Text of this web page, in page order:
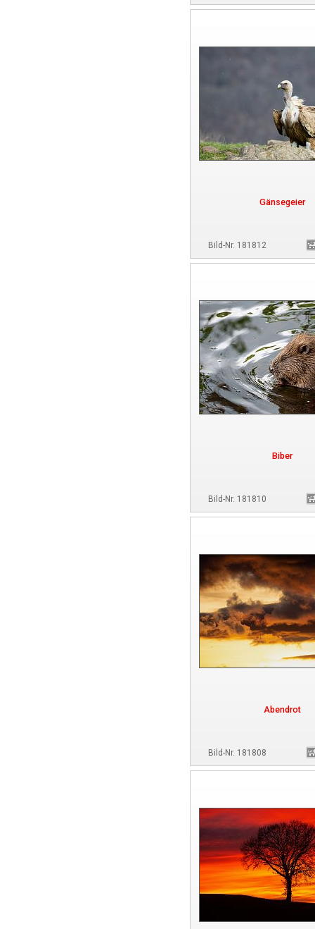
Gänsegeier
Bild-Nr. 181812
Biber
Bild-Nr. 181810
Abendrot
Bild-Nr. 181808